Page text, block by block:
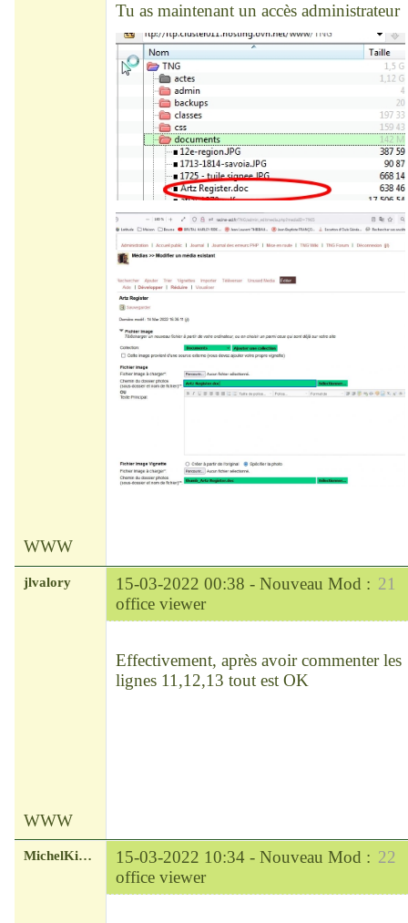
Tu as maintenant un accès administrateur
WWW
21
jlvalory 15-03-2022 00:38 - Nouveau Mod :
office viewer
Effectivement, après avoir commenter les
lignes 11,12,13 tout est OK
WWW
22
MichelKirsch 15-03-2022 10:34 - Nouveau Mod :
office viewer